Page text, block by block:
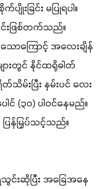
းခြင်း မပြုရပါ။
ြင်းဖြစ်တက်သည်။
သောကြောင့် အလေးချိန်
ားတွင် နိုင်ထရိုဓါတ်
သိမ်းပြီး နှမ်းပင် လေး
င် (၃၀) ပါဝင်နေမည်။
ြန်မြှပ်သင့်သည်။
င်းဆိုပြီး အခြေအနေ